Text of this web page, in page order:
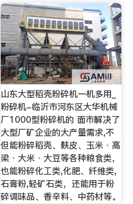
山东大型稻壳粉碎机一机多用_
粉碎机-临沂市河东区大华机械
厂1000型粉碎机的 面市解决了
大型厂矿企业的大产量需求,不
但能粉碎稻壳、麸皮、玉米﹑高
梁﹑大米﹑大豆等各种粮食类，
也能粉碎化工类,化肥、纤维类,
石膏粉,轻矿石类，还能用于粉
碎调味品、香辛料、中药材等。